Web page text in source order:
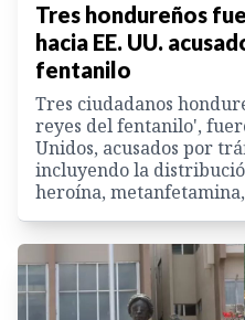
Tres hondureños
hacia EE. UU.
fentanilo
Tres ciudadanos
reyes del fentanilo',
Unidos, acusados por
incluyendo la
heroína,